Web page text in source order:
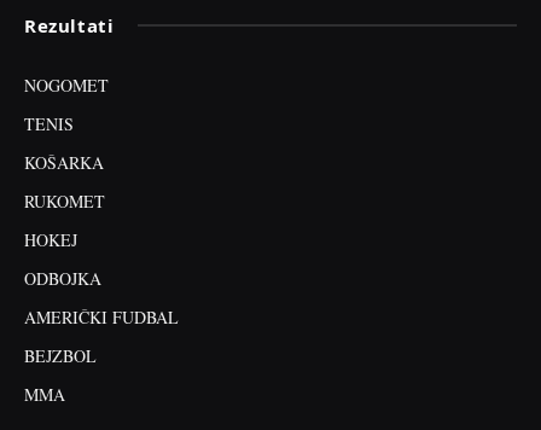
Rezultati
NOGOMET
TENIS
KOŠARKA
RUKOMET
HOKEJ
ODBOJKA
AMERIČKI FUDBAL
BEJZBOL
MMA